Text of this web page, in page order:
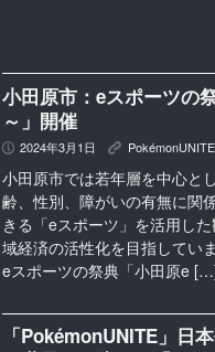
小田原市：eスポーツの
～」開催
P 2024年3月1日 K PokémonUNITE
小田原市では若年層を中心と
齢、性別、障がいの有無に関
きる「eスポーツ」を活用し
域経済の活性化を目指してい
eスポーツの祭典「小田原e
「PokémonUNITE」日